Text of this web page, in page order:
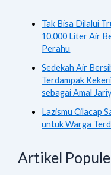
Tak Bisa Dilalui
10.000 Liter Air
Perahu
Sedekah Air
Terdampak
sebagai Amal
Lazismu Cilacap
untuk Warga
Artikel